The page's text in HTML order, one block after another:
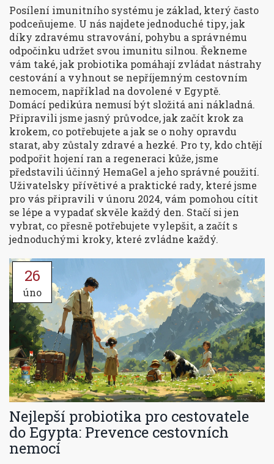
Posílení imunitního systému je základ, který často
podceňujeme. U nás najdete jednoduché tipy, jak
díky zdravému stravování, pohybu a správnému
odpočinku udržet svou imunitu silnou. Řekneme
vám také, jak probiotika pomáhají zvládat nástrahy
cestování a vyhnout se nepříjemným cestovním
nemocem, například na dovolené v Egyptě.
Domácí pedikúra nemusí být složitá ani nákladná.
Připravili jsme jasný průvodce, jak začít krok za
krokem, co potřebujete a jak se o nohy opravdu
starat, aby zůstaly zdravé a hezké. Pro ty, kdo chtějí
podpořit hojení ran a regeneraci kůže, jsme
představili účinný HemaGel a jeho správné použití.
Uživatelsky přívětivé a praktické rady, které jsme
pro vás připravili v únoru 2024, vám pomohou cítit
se lépe a vypadať skvěle každý den. Stačí si jen
vybrat, co přesně potřebujete vylepšit, a začít s
jednoduchými kroky, které zvládne každý.
26
úno
Nejlepší probiotika pro cestovatele
do Egypta: Prevence cestovních
nemocí